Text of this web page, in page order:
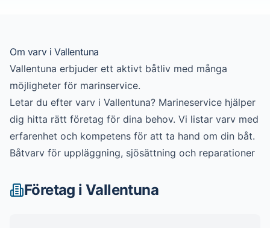
Om varviVallentuna
Vallentuna erbjuder ett aktivt båtliv med många
möjligheter för marinservice.
Letar du efter varv i Vallentuna? Marineservice hjälper
dig hitta rätt företag för dina behov. Vi listar varv med
erfarenhet och kompetens för att ta hand om din båt.
Båtvarv för uppläggning, sjösättning och reparationer
Företag iVallentuna